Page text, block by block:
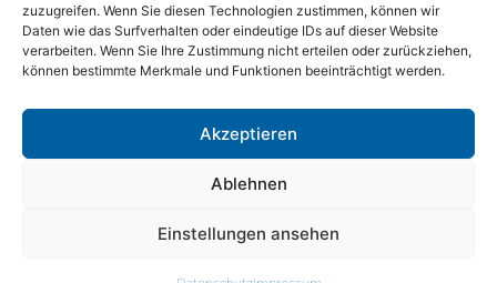
zuzugreifen. Wenn Sie diesen Technologien zustimmen, können wir
Daten wie das Surfverhalten oder eindeutige IDs auf dieser Website
verarbeiten. Wenn Sie Ihre Zustimmung nicht erteilen oder zurückziehen,
können bestimmte Merkmale und Funktionen beeinträchtigt werden.
Akzeptieren
Ablehnen
Einstellungen ansehen
Copyright © 2026 Inc. Alle Rechte vorbehalten.
BOLDfriends